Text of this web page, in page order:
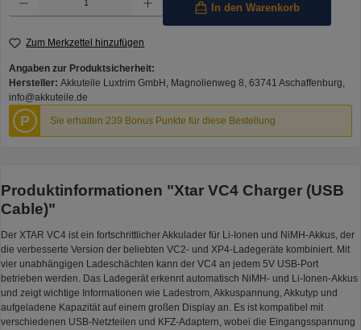
In den Warenkorb
Zum Merkzettel hinzufügen
Angaben zur Produktsicherheit:
Hersteller: Akkuteile Luxtrim GmbH, Magnolienweg 8, 63741 Aschaffenburg,
info@akkuteile.de
P Sie erhalten 239 Bonus Punkte für diese Bestellung
Produktinformationen "Xtar VC4 Charger (USB
Cable)"
Der XTAR VC4 ist ein fortschrittlicher Akkulader für Li-Ionen und NiMH-Akkus, der
die verbesserte Version der beliebten VC2- und XP4-Ladegeräte kombiniert. Mit
vier unabhängigen Ladeschächten kann der VC4 an jedem 5V USB-Port
betrieben werden. Das Ladegerät erkennt automatisch NiMH- und Li-Ionen-Akkus
und zeigt wichtige Informationen wie Ladestrom, Akkuspannung, Akkutyp und
aufgeladene Kapazität auf einem großen Display an. Es ist kompatibel mit
verschiedenen USB-Netzteilen und KFZ-Adaptern, wobei die Eingangsspannung